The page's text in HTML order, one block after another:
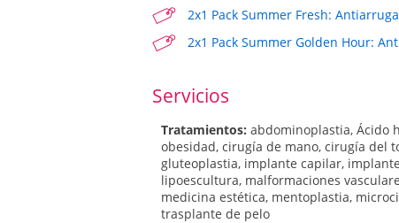
2x1 Pack Summer Fresh:
2x1 Pack Summer Golden Hour:
Servicios
Tratamientos: abdominoplastia, Ácido
obesidad, cirugía de mano, cirugía del
gluteoplastia, implante capilar,
lipoescultura, malformaciones
medicina estética, mentoplastia,
trasplante de pelo